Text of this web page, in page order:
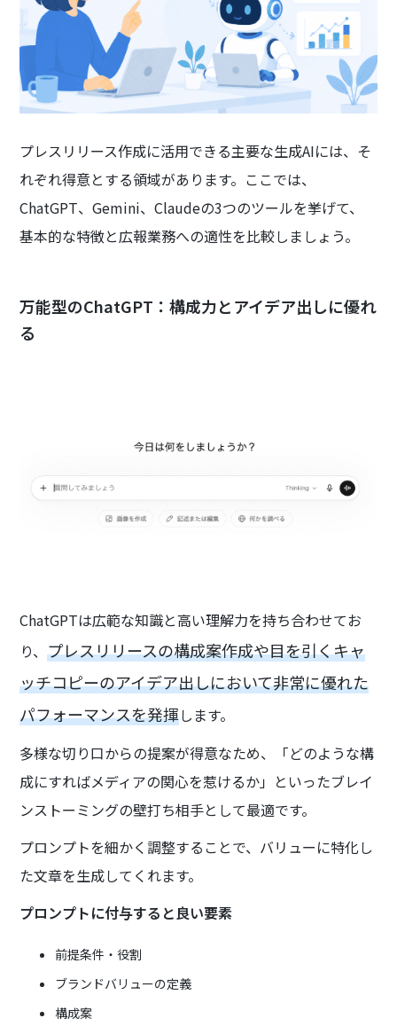
プレスリリース作成に活用できる主要な生成AIには、そ
れぞれ得意とする領域があります。ここでは、
ChatGPT、Gemini、Claudeの3つのツールを挙げて、
基本的な特徴と広報業務への適性を比較しましょう。
万能型のChatGPT：構成力とアイデア出しに優れ
る
ChatGPTは広範な知識と高い理解力を持ち合わせてお
り、プレスリリースの構成案作成や目を引くキャ
ッチコピーのアイデア出しにおいて非常に優れた
パフォーマンスを発揮します。
多様な切り口からの提案が得意なため、「どのような構
成にすればメディアの関心を惹けるか」といったブレイ
ンストーミングの壁打ち相手として最適です。
プロンプトを細かく調整することで、バリューに特化し
た文章を生成してくれます。
プロンプトに付与すると良い要素
前提条件・役割
ブランドバリューの定義
構成案